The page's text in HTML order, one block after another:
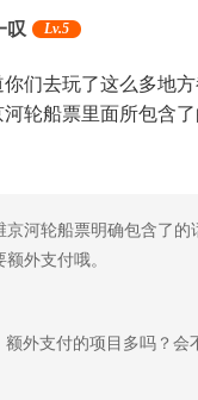
叹 Lv.5
们去玩了这么多地
轮船票里面所包含了
京河轮船票明确包含了的
外支付哦。
额外支付的项目多吗？会